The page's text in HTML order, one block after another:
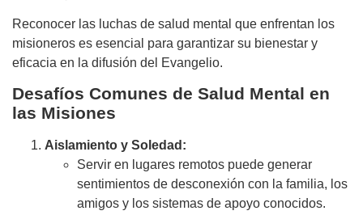
Reconocer las luchas de salud mental que enfrentan los
misioneros es esencial para garantizar su bienestar y
eficacia en la difusión del Evangelio.
Desafíos Comunes de Salud Mental en
las Misiones
Aislamiento y Soledad:
Servir en lugares remotos puede generar
sentimientos de desconexión con la familia, los
amigos y los sistemas de apoyo conocidos.